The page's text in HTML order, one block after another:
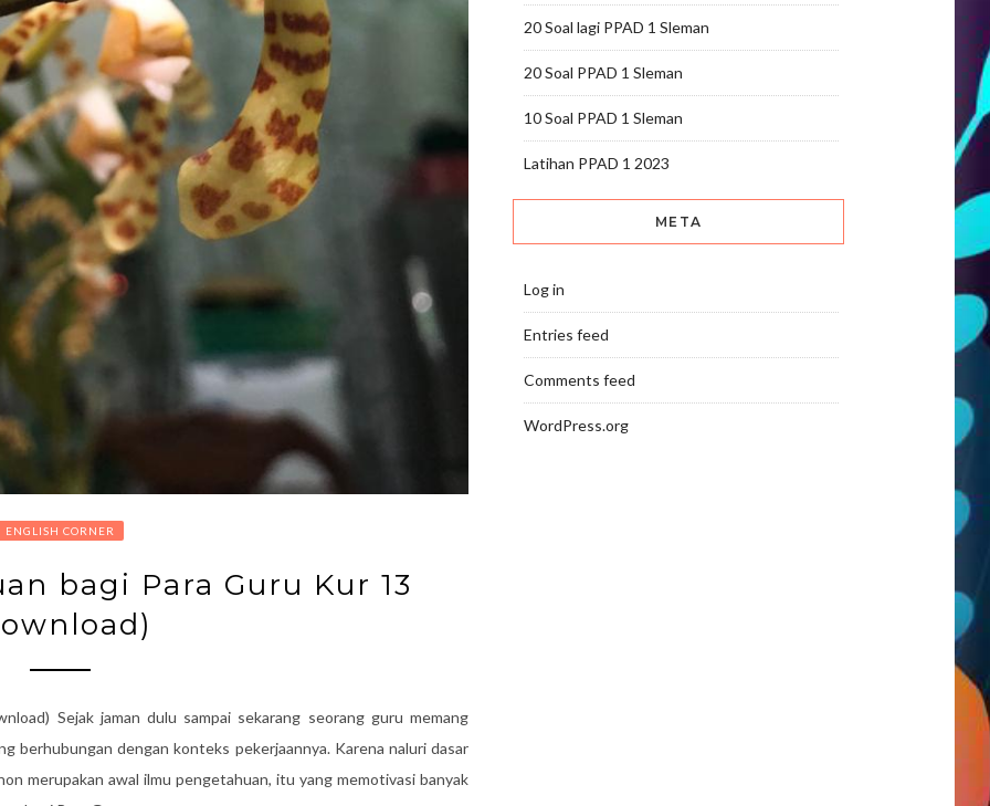
ENGLISH CORNER
bagi Para Guru Kur 13
Sejak jaman dulu sampai sekarang seorang guru memang
berhubungan dengan konteks pekerjaannya. Karena naluri dasar
merupakan awal ilmu pengetahuan, itu yang memotivasi banyak
20 Soal lagi PPAD 1 Sleman
20 Soal PPAD 1 Sleman
10 Soal PPAD 1 Sleman
Latihan PPAD 1 2023
META
Log in
Entries feed
Comments feed
WordPress.org